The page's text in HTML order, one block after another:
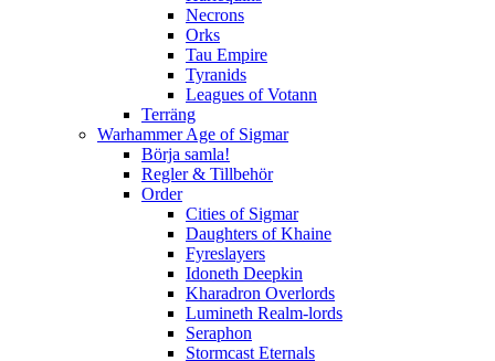
Necrons
Orks
Tau Empire
Tyranids
Leagues of Votann
Terräng
Warhammer Age of Sigmar
Börja samla!
Regler & Tillbehör
Order
Cities of Sigmar
Daughters of Khaine
Fyreslayers
Idoneth Deepkin
Kharadron Overlords
Lumineth Realm-lords
Seraphon
Stormcast Eternals